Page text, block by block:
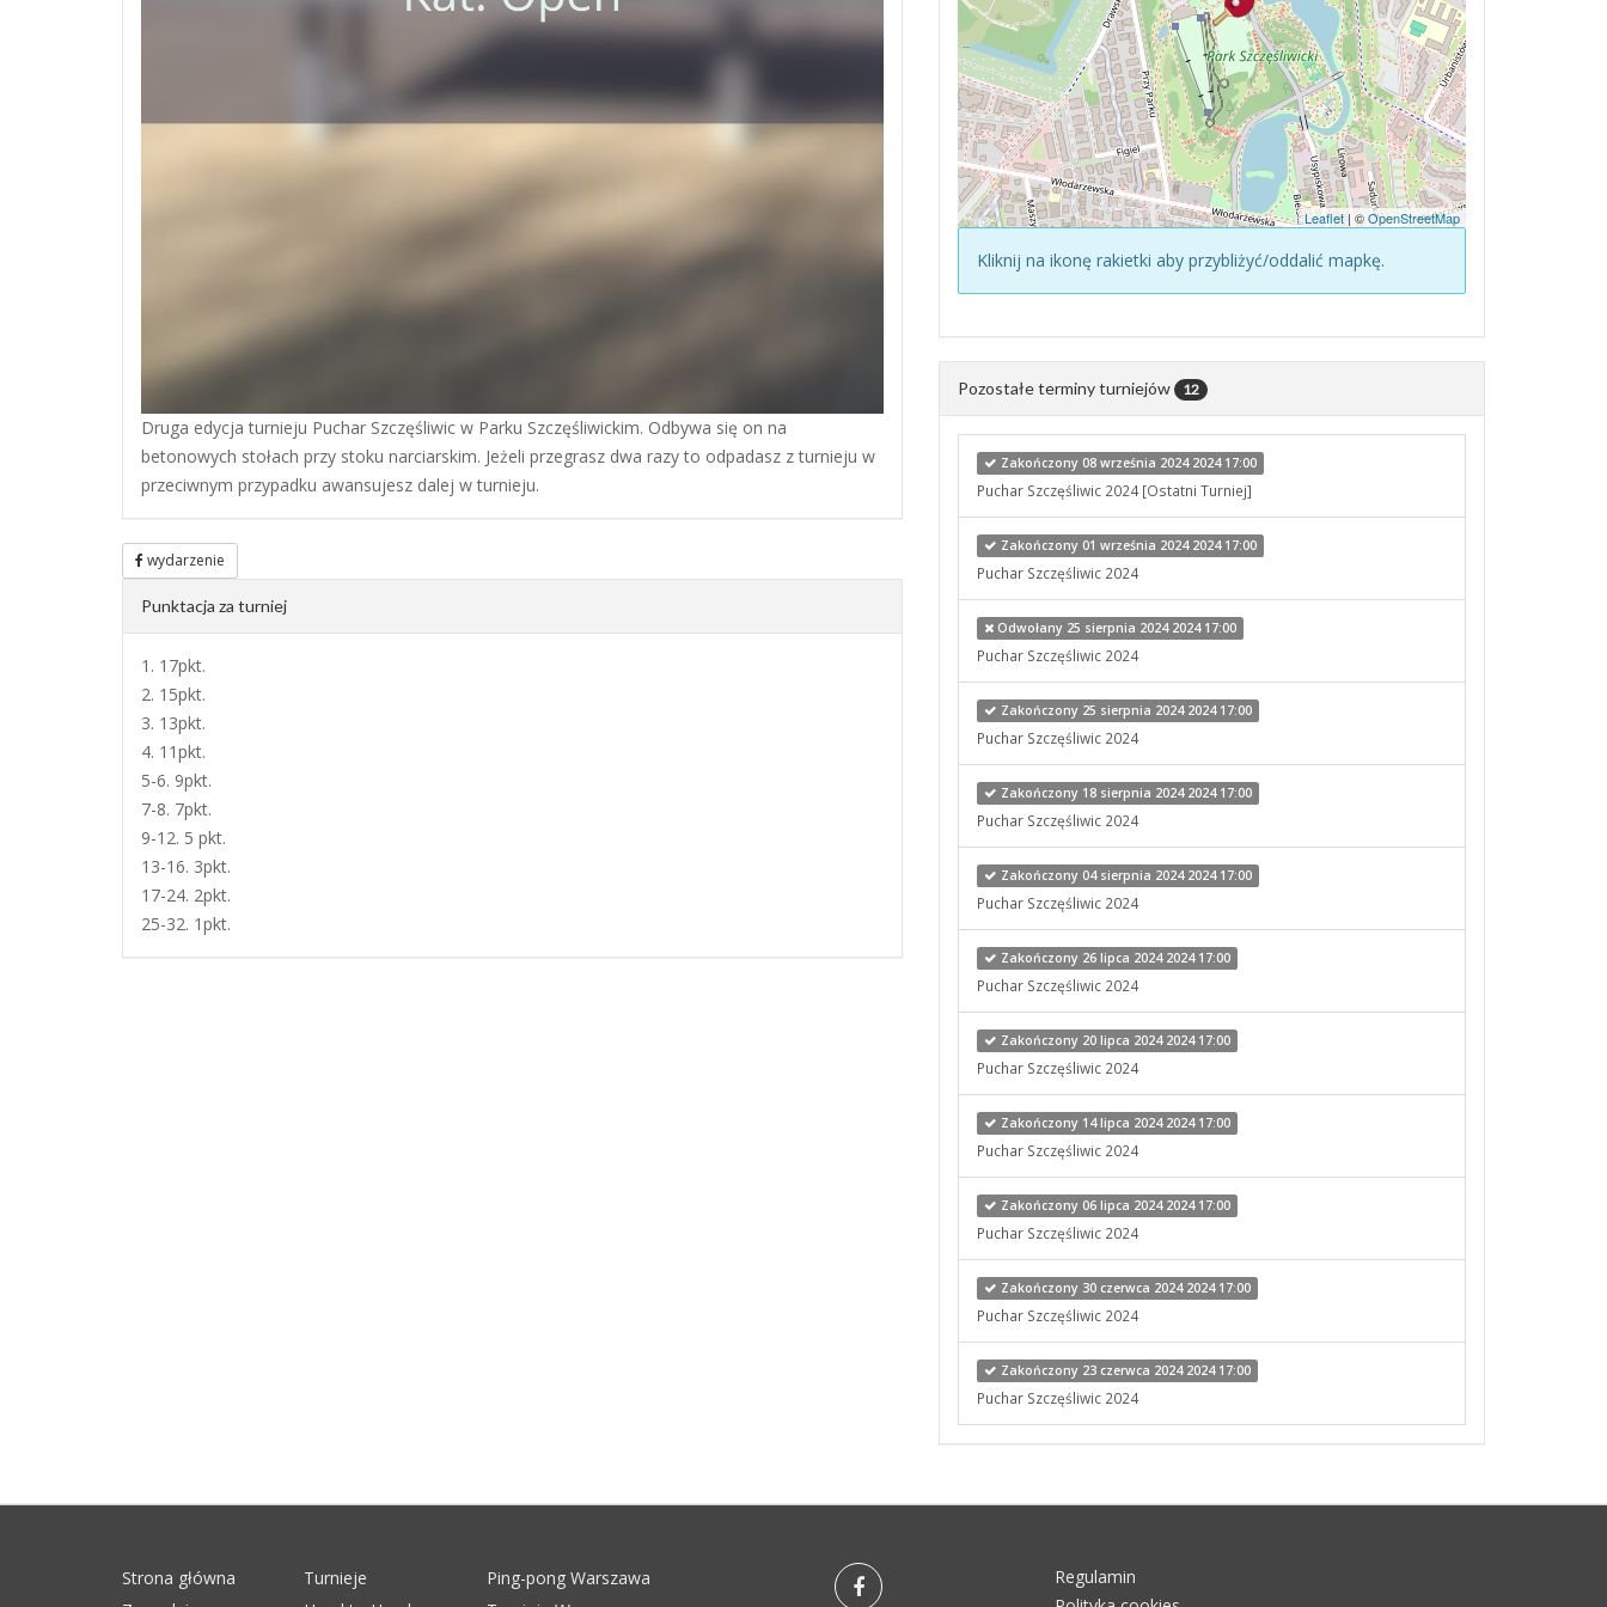
Druga edycja turnieju Puchar Szczęśliwic w Parku Szczęśliwickim. Odbywa się on na
betonowych stołach przy stoku narciarskim. Jeżeli przegrasz dwa razy to odpadasz z turnieju w
przeciwnym przypadku awansujesz dalej w turnieju.
wydarzenie
Punktacja za turniej
1. 17pkt.
2. 15pkt.
3. 13pkt.
4. 11pkt.
5-6. 9pkt.
7-8. 7pkt.
9-12. 5 pkt.
13-16. 3pkt.
17-24. 2pkt.
25-32. 1pkt.
Leaflet | ©OpenStreetMap
Kliknij na ikonę rakietki aby przybliżyć/oddalić mapkę.
Pozostałe terminy turniejów 12
Zakończony 08 września 2024 2024 17:00
Puchar Szczęśliwic 2024 [Ostatni Turniej]
Zakończony 01 września 2024 2024 17:00
Puchar Szczęśliwic 2024
Odwołany 25 sierpnia 2024 2024 17:00
Puchar Szczęśliwic 2024
Zakończony 25 sierpnia 2024 2024 17:00
Puchar Szczęśliwic 2024
Zakończony 18 sierpnia 2024 2024 17:00
Puchar Szczęśliwic 2024
Zakończony 04 sierpnia 2024 2024 17:00
Puchar Szczęśliwic 2024
Zakończony 26 lipca 2024 2024 17:00
Puchar Szczęśliwic 2024
Zakończony 20 lipca 2024 2024 17:00
Puchar Szczęśliwic 2024
Zakończony 14 lipca 2024 2024 17:00
Puchar Szczęśliwic 2024
Zakończony 06 lipca 2024 2024 17:00
Puchar Szczęśliwic 2024
Zakończony 30 czerwca 2024 2024 17:00
Puchar Szczęśliwic 2024
Zakończony 23 czerwca 2024 2024 17:00
Puchar Szczęśliwic 2024
Strona główna Turnieje
Ping-pong Warszawa
Regulamin